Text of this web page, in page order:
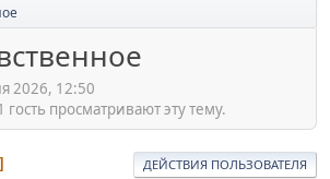
2026, 12:50
просматривают эту тему.
ДЕЙСТВИЯ ПОЛЬЗОВАТЕЛЯ